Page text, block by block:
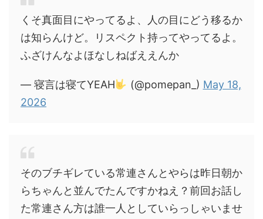
くそ真面目にやってるよ、人の目にどう移るか
は知らんけど。リスペクト持ってやってるよ。
ふざけんなよほなしねばええんか
— 寝言は寝てYEAH (@pomepan_) May 18,
2026
そのブチギレている常連さんとやらは昨日朝か
らちゃんと並んでたんですかねえ？前回お話し
た常連さん方は誰一人としていらっしゃいませ